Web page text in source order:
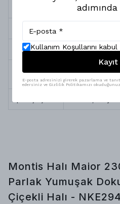
Halı Kalınlığı
Halı Tipi Yumuşak
Yıkama &
Bakım
Robot
Temizlik
Montis Halı Maior
Parlak Yumuşak
Çiçekli Halı -
Kullanım Koşullarını
E-posta adresinizi girerek pazarlama ve
edersiniz ve Gizlilik Politikamızı